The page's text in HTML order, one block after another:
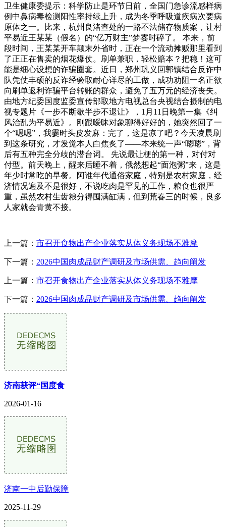
卫生健康委提示：科学防止是环节日前，全国门急诊流感样病
例中鼻病毒检测阳性率持续上升，成为冬季呼吸道疾病次要病
原体之一。比来，杭州良渚查处的一路不法储存物质案，让村
平易近王某某（假名）的“亿万财主”梦霎时碎了。 本来，前
段时间，王某某开车颠末外省时，正在一个流动摊贩那里看到
了正正在售卖的烟花爆仗。刷单兼职，轻松赔本？把稳！这可
能是细心设想的诈骗圈套。近日，郑州巩义回郭镇结合反诈中
队凭仗丰硕的反诈经验取耐心详尽的工做，成功劝阻一名正欲
向刷单返利诈骗平台转账的群众，避免了五万元的经济丧失。
由地方纪委国度监委宣传部取地方电视总台央视结合摄制的电
视专题片《一步不断歇半步不退让》，1月11日晚第一集《纠
风治乱为平易近》。刚跟暧昧对象聊得好好的，她突然回了一
个“嗯嗯”，我霎时头皮发麻：完了，这是凉了吧？今天凌晨刷
到这条研究，才发觉本人白焦炙了——本来统一声“嗯嗯”，背
后有五种完全分歧的潜台词。 先说最让梗的第一种，对付对
付型。前天晚上，醒来后睡不着，俄然想起“面泡粥”来，这是
年少时常吃的早餐。阿谁年代通俗家庭，特别是农村家庭，经
济情况遍及不是很好，不说吃肉是罕见的工作，粮食也很严
重，虽然农村生齿粮分得囤满缸满，但到荒春三的时候，良多
人家就会青黄不接。
上一篇： 市召开食物出产企业落实从体义务现场不雅摩
下一篇： 2026中国肉成品财产调研及市场供需、趋向阐发
上一篇： 市召开食物出产企业落实从体义务现场不雅摩
下一篇： 2026中国肉成品财产调研及市场供需、趋向阐发
济南获评“国度食
2026-01-16
济南一中后勤保障
2025-11-29